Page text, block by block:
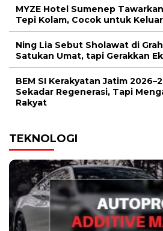
MYZE Hotel Sumenep
Tepi Kolam, Cocok untuk
Ning Lia Sebut Sholawat di
Satukan Umat, tapi Gerakkan
BEM SI Kerakyatan Jatim
Sekadar Regenerasi, Tapi
Rakyat
TEKNOLOGI